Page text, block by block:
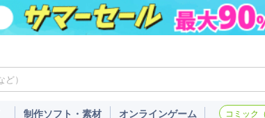
制作ソフト・素材 オンラインゲーム コミック